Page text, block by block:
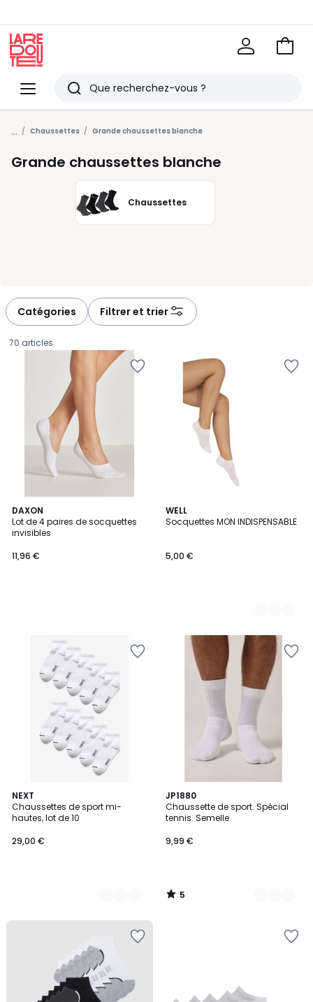
Menu
Redoute
Rechercher
Derniers
articles
vus
Voir
... Chaussettes Grande chaussettes blanche
Grande chaussettes blanche
Chaussettes
Catégories Filtrer et trier
70 articles
DAXON
Lot de 4 paires de socquettes
invisibles
€.
11,96 €
WELL
Socquettes MON INDISPENSABLE
5,00 €
7
Couleurs
NEXT
Chaussettes de sport mi-
hautes, lot de 10
29,00 €
2
Couleurs
JP1880
Chaussette de sport. Spécial
tennis. Semelle
9,99 €
5
/
5
2
Couleurs
5
/